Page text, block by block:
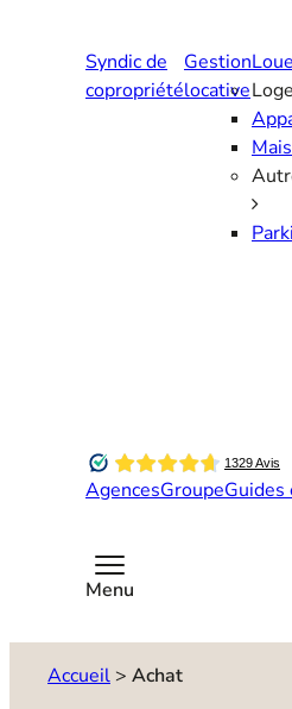
Syndic de
copropriété
Gestion
locative
AgencesGroupeGuides
Menu
Accueil > Achat